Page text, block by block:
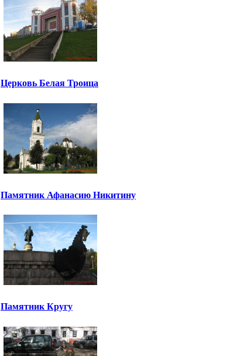
Церковь Белая Троица
Памятник Афанасию Никитину
Памятник Кругу